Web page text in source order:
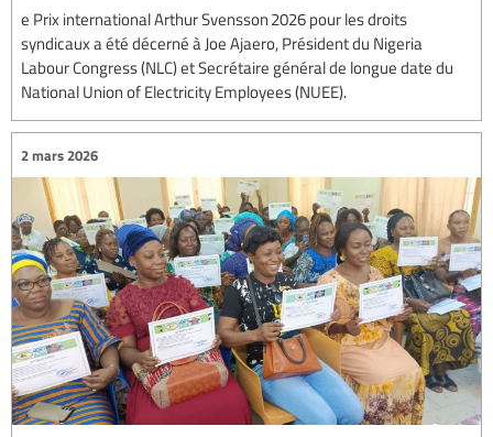
e Prix international Arthur Svensson 2026 pour les droits
syndicaux a été décerné à Joe Ajaero, Président du Nigeria
Labour Congress (NLC) et Secrétaire général de longue date du
National Union of Electricity Employees (NUEE).
2 mars 2026